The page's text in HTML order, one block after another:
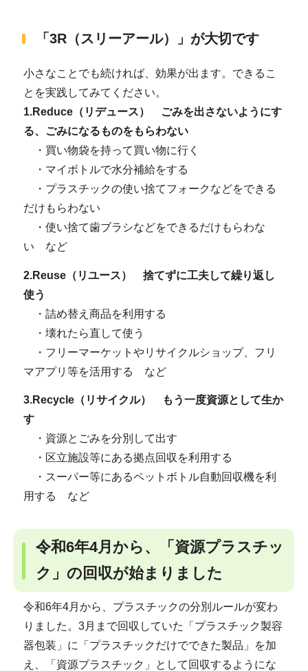
「3R（スリーアール）」が大切です
小さなことでも続ければ、効果が出ます。できるこ
とを実践してみてください。
1.Reduce（リデュース） ごみを出さないようにす
る、ごみになるものをもらわない
・買い物袋を持って買い物に行く
・マイボトルで水分補給をする
・プラスチックの使い捨てフォークなどをできる
だけもらわない
・使い捨て歯ブラシなどをできるだけもらわな
い など
2.Reuse（リユース） 捨てずに工夫して繰り返し
使う
・詰め替え商品を利用する
・壊れたら直して使う
・フリーマーケットやリサイクルショップ、フリ
マアプリ等を活用する など
3.Recycle（リサイクル） もう一度資源として生か
す
・資源とごみを分別して出す
・区立施設等にある拠点回収を利用する
・スーパー等にあるペットボトル自動回収機を利
用する など
令和6年4月から、「資源プラスチッ
ク」の回収が始まりました
令和6年4月から、プラスチックの分別ルールが変わ
りました。3月まで回収していた「プラスチック製容
器包装」に「プラスチックだけでできた製品」を加
え、「資源プラスチック」として回収するようにな